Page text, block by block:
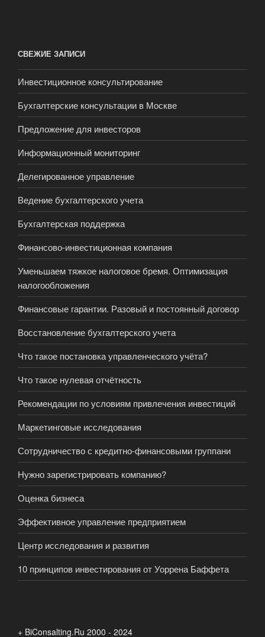
СВЕЖИЕ ЗАПИСИ
Инвестиционное консультирование
Бухгалтерские консультации в Москве
Предложение для инвесторов
Информационный мониторинг
Делегированное управление
Ведение бухгалтерского учета
Бухгалтерская поддержка
Финансово-инвестиционная компания
Уменьшаем тяжкое налоговое бремя. Оптимизация
налогообложения
Финансовые гарантии. Разовый и постоянный договор
Восстановление бухгалтерского учета
Что такое постановка управленческого учёта?
Что такое нулевая отчётность
Рекомендации по условиям привлечения инвестиций
Маркетинговые исследования
Сотрудничество с кредитно-финансовыми группани
Нужно зарегистрировать компанию?
Оценка бизнеса
Эффективное управление предприятием
Центр исследования и развития
10 принципов инвестирования от Уоррена Баффета
+ BiConsalting.Ru 2000 - 2024